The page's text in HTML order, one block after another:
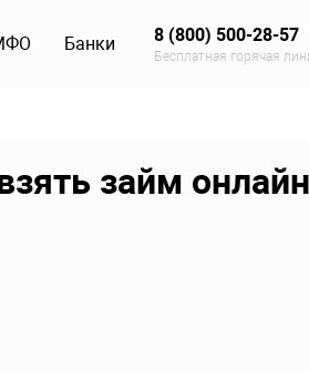
Банки 8 (800) 500-28-57
Бесплатная горячая
займ онлайн